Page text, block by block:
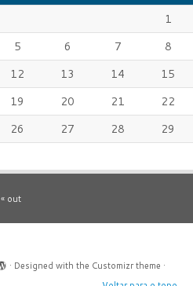
1
5 6 7
8
12 13 14
15
19 20 21
22
26 27 28
29
« out
· Designed with the Customizr theme ·